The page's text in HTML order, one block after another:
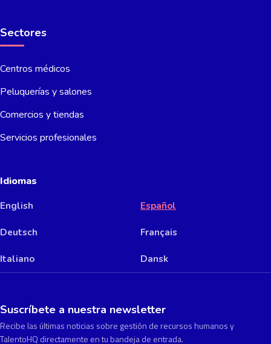
Sectores
Centros médicos
Peluquerías y salones
Comercios y tiendas
Servicios profesionales
Idiomas
English Español
Deutsch Français
Italiano Dansk
Suscríbete a nuestra newsletter
Recibe las últimas noticias sobre gestión de recursos humanos y
TalentoHQ directamente en tu bandeja de entrada.